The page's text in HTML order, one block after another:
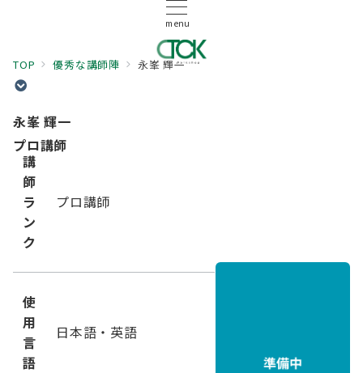
menu
TOP 優秀な講師陣 永峯 輝一
永峯 輝一
プロ講師
講
師
ラ
ン
ク
プロ講師
使
用
言
語
日本語・英語